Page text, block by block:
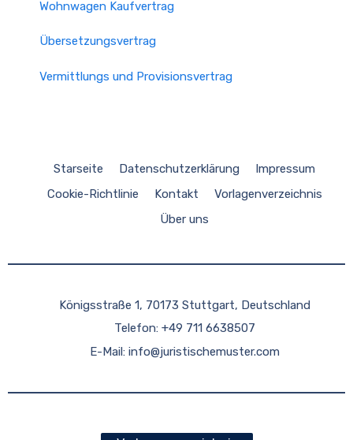
Wohnwagen Kaufvertrag
Übersetzungsvertrag
Vermittlungs und Provisionsvertrag
Starseite Datenschutzerklärung
Impressum
Cookie-Richtlinie
Kontakt
Vorlagenverzeichnis
Über uns
Königsstraße 1, 70173 Stuttgart, Deutschland
Telefon: +49 711 6638507
E-Mail: info@juristischemuster.com